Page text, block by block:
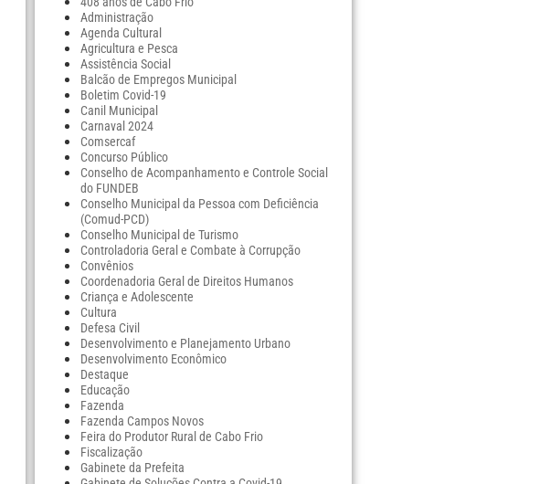
Administração
Agenda Cultural
Agricultura e Pesca
Assistência Social
Balcão de Empregos Municipal
Boletim Covid-19
Canil Municipal
Carnaval 2024
Comsercaf
Concurso Público
Conselho de Acompanhamento e Controle Social
do FUNDEB
Conselho Municipal da Pessoa com Deficiência
(Comud-PCD)
Conselho Municipal de Turismo
Controladoria Geral e Combate à Corrupção
Convênios
Coordenadoria Geral de Direitos Humanos
Criança e Adolescente
Cultura
Defesa Civil
Desenvolvimento e Planejamento Urbano
Desenvolvimento Econômico
Destaque
Educação
Fazenda
Fazenda Campos Novos
Feira do Produtor Rural de Cabo Frio
Fiscalização
Gabinete da Prefeita